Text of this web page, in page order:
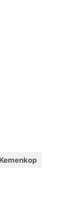
Kemenkop